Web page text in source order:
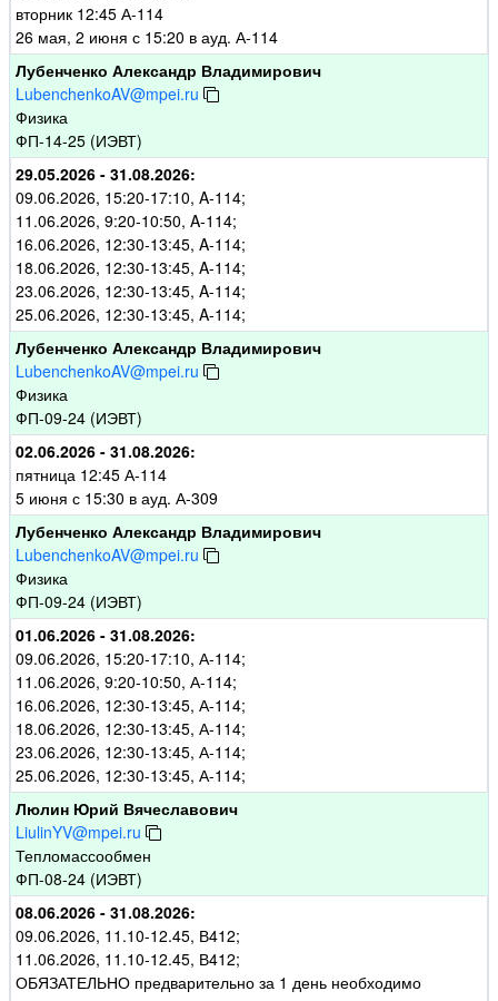
вторник 12:45 А-114
26 мая, 2 июня с 15:20 в ауд. А-114
Лубенченко Александр Владимирович
LubenchenkoAV@mpei.ru
Физика
ФП-14-25 (ИЭВТ)
29.05.2026 - 31.08.2026:
09.06.2026, 15:20-17:10, A-114;
11.06.2026, 9:20-10:50, A-114;
16.06.2026, 12:30-13:45, A-114;
18.06.2026, 12:30-13:45, A-114;
23.06.2026, 12:30-13:45, A-114;
25.06.2026, 12:30-13:45, A-114;
Лубенченко Александр Владимирович
LubenchenkoAV@mpei.ru
Физика
ФП-09-24 (ИЭВТ)
02.06.2026 - 31.08.2026:
пятница 12:45 А-114
5 июня с 15:30 в ауд. А-309
Лубенченко Александр Владимирович
LubenchenkoAV@mpei.ru
Физика
ФП-09-24 (ИЭВТ)
01.06.2026 - 31.08.2026:
09.06.2026, 15:20-17:10, А-114;
11.06.2026, 9:20-10:50, А-114;
16.06.2026, 12:30-13:45, А-114;
18.06.2026, 12:30-13:45, А-114;
23.06.2026, 12:30-13:45, А-114;
25.06.2026, 12:30-13:45, А-114;
Люлин Юрий Вячеславович
LiulinYV@mpei.ru
Тепломассообмен
ФП-08-24 (ИЭВТ)
08.06.2026 - 31.08.2026:
09.06.2026, 11.10-12.45, В412;
11.06.2026, 11.10-12.45, В412;
ОБЯЗАТЕЛЬНО предварительно за 1 день необходимо